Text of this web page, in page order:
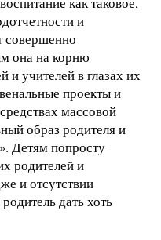
и
совершенно
она на корню
и учителей в глазах их
проекты и
массовой
образ родителя и
Детям попросту
родителей и
и отсутствии
дать хоть